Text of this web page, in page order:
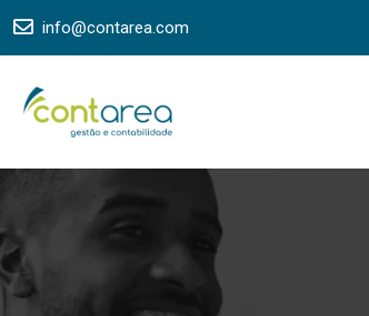
Skip
info@contarea.com